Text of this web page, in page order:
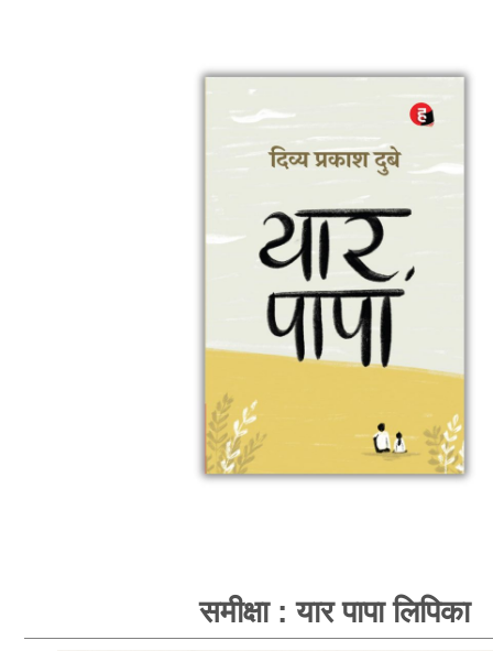
समीक्षा : यार पापा लिपिका